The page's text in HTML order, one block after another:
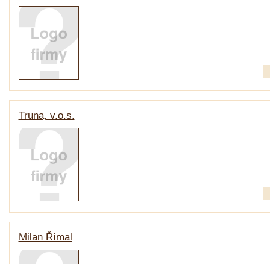
Truna, v.o.s.
Milan Římal